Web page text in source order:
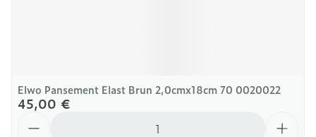
Elwo Pansement Elast Brun 2,0cmx18cm 70 0020022
45,00 €